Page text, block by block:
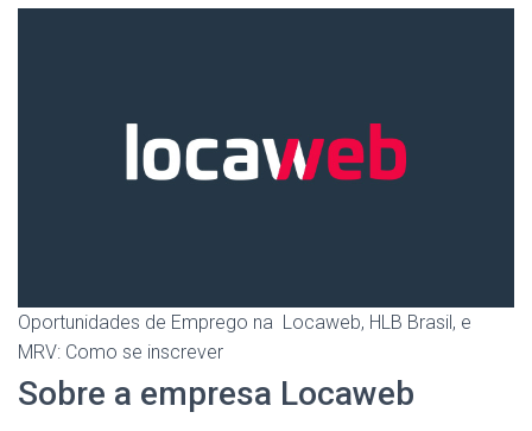
Oportunidades de Emprego na Locaweb, HLB Brasil, e
MRV: Como se inscrever
Sobre a empresa Locaweb